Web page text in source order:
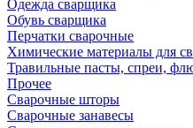
Одежда сварщика
Обувь сварщика
Перчатки сварочные
Химические материалы для
Травильные пасты, спреи,
Прочее
Сварочные шторы
Сварочные занавесы